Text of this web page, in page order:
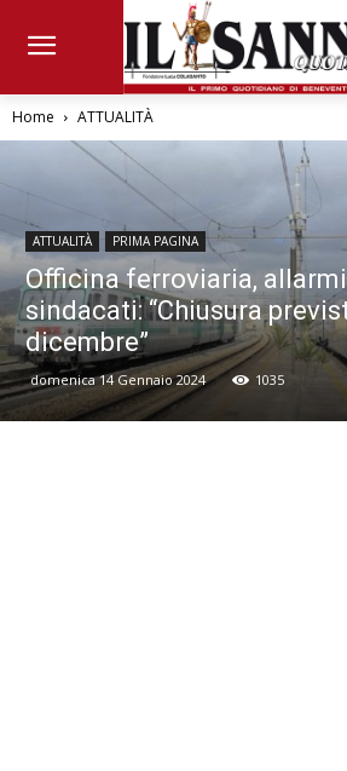
Home ATTUALITÀ
ATTUALITÀ PRIMA PAGINA
Officina ferroviaria,
sindacati: “Chiusura
dicembre”
domenica 14 Gennaio 2024 1035